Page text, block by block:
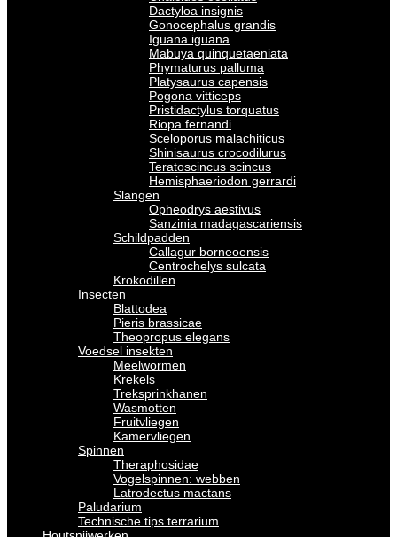
Dactyloa insignis
Gonocephalus grandis
Iguana iguana
Mabuya quinquetaeniata
Phymaturus palluma
Platysaurus capensis
Pogona vitticeps
Pristidactylus torquatus
Riopa fernandi
Sceloporus malachiticus
Shinisaurus crocodilurus
Teratoscincus scincus
Hemisphaeriodon gerrardi
Slangen
Opheodrys aestivus
Sanzinia madagascariensis
Schildpadden
Callagur borneoensis
Centrochelys sulcata
Krokodillen
Insecten
Blattodea
Pieris brassicae
Theopropus elegans
Voedsel insekten
Meelwormen
Krekels
Treksprinkhanen
Wasmotten
Fruitvliegen
Kamervliegen
Spinnen
Theraphosidae
Vogelspinnen: webben
Latrodectus mactans
Paludarium
Technische tips terrarium